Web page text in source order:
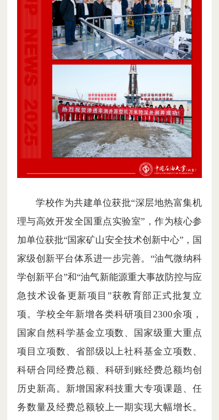
学校作为共建单位获批“深层地热富集机
理与高效开发全国重点实验室”，作为核心参
加单位获批“国家矿山安全技术创新中心”，国
家级创新平台体系进一步完善。“油气微纳科
学创新平台”和“油气新能源重大事故防控与应
急技术设备更新项目”获教育部正式批复立
项。学校全年新增各类科研项目2300余项，
国家自然科学基金立项数、国家级重大重点
项目立项数、省部级以上社科基金立项数、
科研合同经费总额、科研到账经费总额均创
历史新高。新增国家科技重大专项课题、任
务数量及经费总额较上一期实现大幅增长。